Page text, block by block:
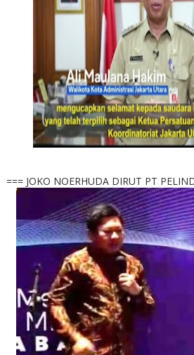
=== JOKO NOERHUDA DIRUT PT